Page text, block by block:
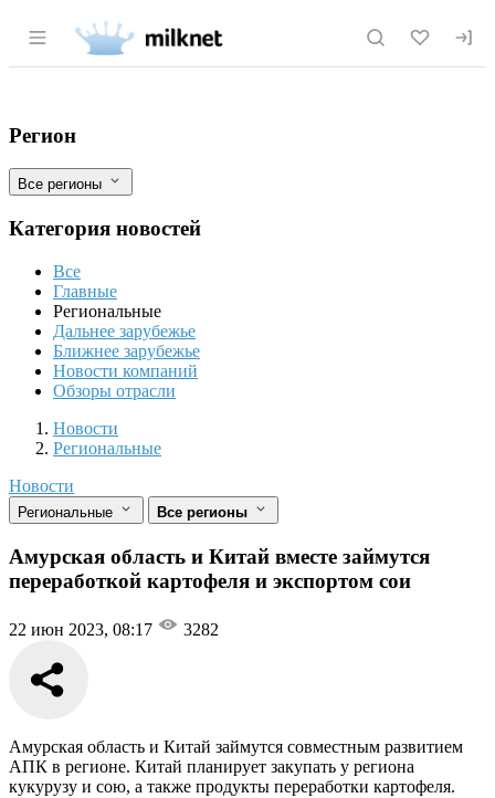
Раздел навигации по сайту milknet.ru
Амурская область и Китай вместе
Фильтры
Регион
Все регионы
Категория новостей
Все
Главные
Региональные
Дальнее зарубежье
Ближнее зарубежье
Новости компаний
Обзоры отрасли
Новости
Разделы
Новости
Региональные
Новости
Региональные Все регионы
Амурская область и Китай вместе займутся
переработкой картофеля и экспортом сои
22 июн 2023, 08:17 3282
Амурская область и Китай займутся совместным развитием
АПК в регионе. Китай планирует закупать у региона
кукурузу и сою, а также продукты переработки картофеля.